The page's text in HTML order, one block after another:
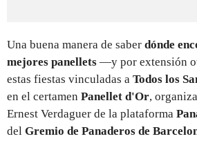
Una buena manera de saber dónde
mejores panellets —y por extensión
estas fiestas vinculadas a Todos los
en el certamen Panellet d'Or,
Ernest Verdaguer de la plataforma
del Gremio de Panaderos de